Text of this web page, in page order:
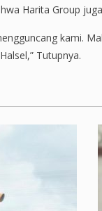
Harita Group
kami.
Tutupnya.